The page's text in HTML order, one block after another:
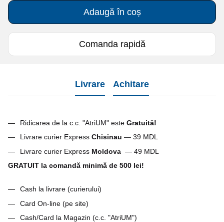
Adaugă în coș
Comanda rapidă
Livrare Achitare
Ridicarea de la c.c. "AtriUM" este Gratuită!
Livrare curier Express Chisinau — 39 MDL
Livrare curier Express Moldova — 49 MDL
GRATUIT la comandă minimă de 500 lei!
Cash la livrare (curierului)
Card On-line (pe site)
Cash/Card la Magazin (c.c. "AtriUM")